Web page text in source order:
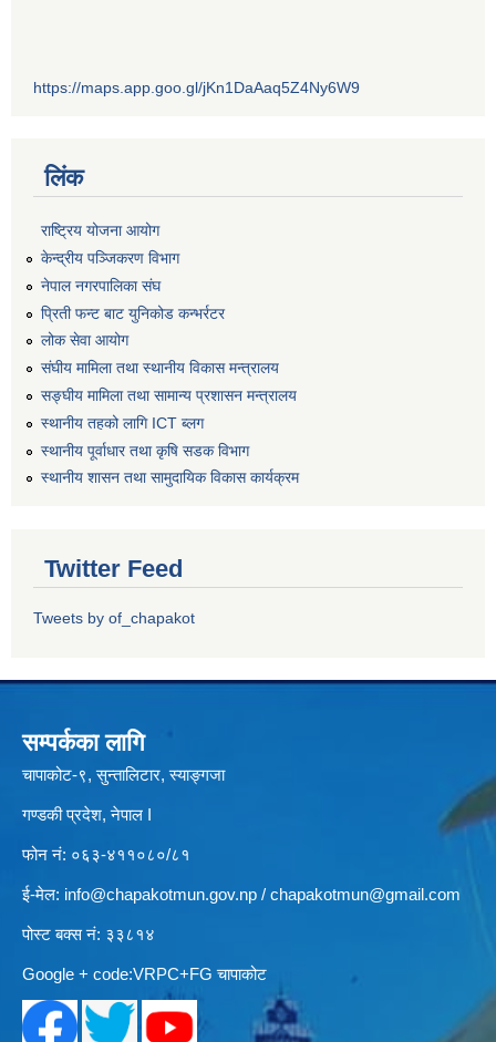
https://maps.app.goo.gl/jKn1DaAaq5Z4Ny6W9
लिंक
राष्ट्रिय योजना आयोग
केन्द्रीय पञ्जिकरण विभाग
नेपाल नगरपालिका संघ
प्रिती फन्ट बाट युनिकोड कन्भर्रटर
लोक सेवा आयोग
संघीय मामिला तथा स्थानीय विकास मन्त्रालय
सङ्घीय मामिला तथा सामान्य प्रशासन मन्त्रालय
स्थानीय तहको लागि ICT ब्लग
स्थानीय पूर्वाधार तथा कृषि सडक विभाग
स्थानीय शासन तथा सामुदायिक विकास कार्यक्रम
Twitter Feed
Tweets by of_chapakot
सम्पर्कका लागि
चापाकोट-९, सुन्तालिटार, स्याङ्गजा
गण्डकी प्रदेश, नेपाल I
फोन नं: ०६३-४११०८०/८१
ई-मेल: info@chapakotmun.gov.np / chapakotmun@gmail.com
पोस्ट बक्स नं: ३३८१४
Google + code:VRPC+FG चापाकोट